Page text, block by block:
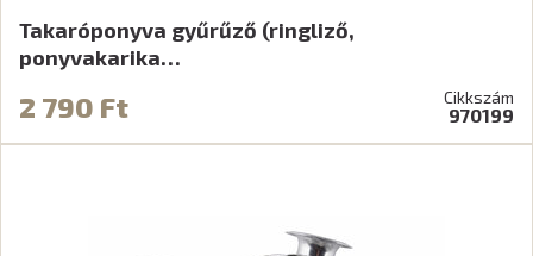
Takaróponyva gyűrűző (ringliző,
ponyvakarika…
2 790 Ft Cikkszám
970199